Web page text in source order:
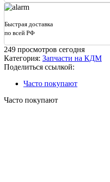
г/
Быстрая доставка
по всей РФ
249 просмотров сегодня
Категория: Запчасти на КДМ
Поделиться ссылкой:
Часто покупают
Часто покупают